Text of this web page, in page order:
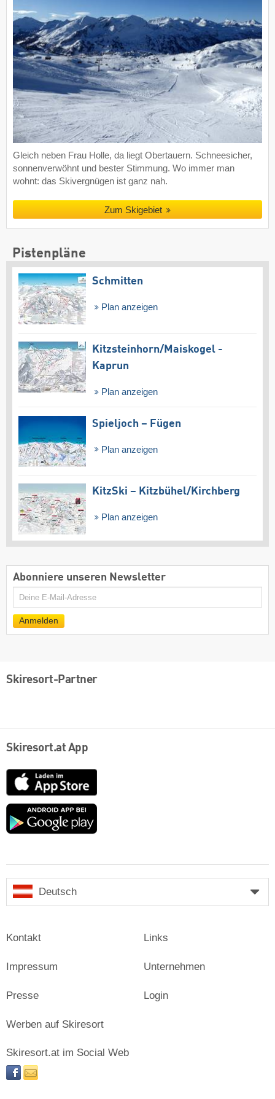
Gleich neben Frau Holle, da liegt Obertauern. Schneesicher,
sonnenverwöhnt und bester Stimmung. Wo immer man
wohnt: das Skivergnügen ist ganz nah.
Zum Skigebiet
Pistenpläne
Schmitten
Plan anzeigen
Kitzsteinhorn/​Maiskogel -
Kaprun
Plan anzeigen
Spieljoch – Fügen
Plan anzeigen
KitzSki – Kitzbühel/​Kirchberg
Plan anzeigen
Abonniere unseren Newsletter
E-
Anmelden
Skiresort-Partner
Skiresort.at App
App
Store
Google
Deutsch
Kontakt
Impressum
Presse
Links
Unternehmen
Login
Werben auf Skiresort
Skiresort.at im Social Web
facebooknewsletter